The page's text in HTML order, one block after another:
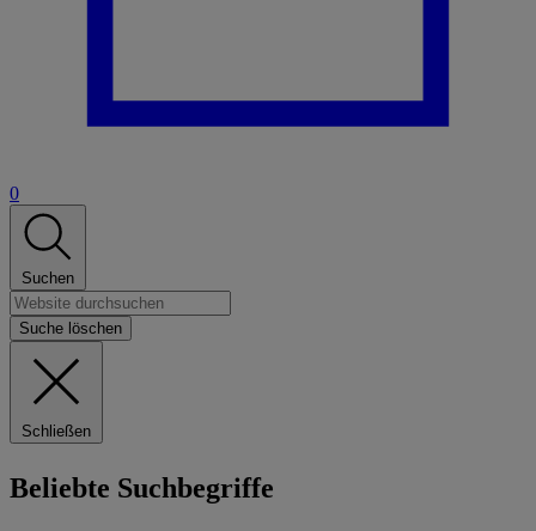
0
Suchen
Suche löschen
Schließen
Beliebte Suchbegriffe